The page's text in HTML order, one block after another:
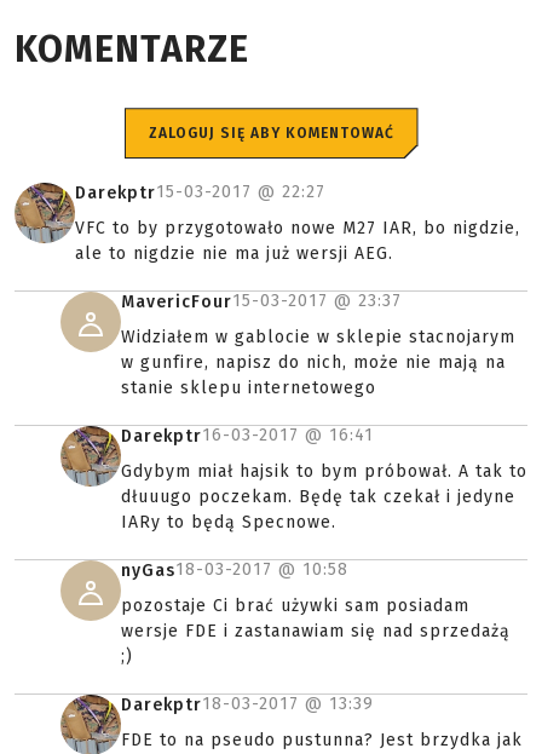
KOMENTARZE
ZALOGUJ SIĘ ABY KOMENTOWAĆ
Darekptr15-03-2017 @ 22:27
VFC to by przygotowało nowe M27 IAR, bo nigdzie,
ale to nigdzie nie ma już wersji AEG.
MavericFour15-03-2017 @ 23:37
Widziałem w gablocie w sklepie stacnojarym
w gunfire, napisz do nich, może nie mają na
stanie sklepu internetowego
Darekptr16-03-2017 @ 16:41
Gdybym miał hajsik to bym próbował. A tak to
dłuuugo poczekam. Będę tak czekał i jedyne
IARy to będą Specnowe.
nyGas18-03-2017 @ 10:58
pozostaje Ci brać używki sam posiadam
wersje FDE i zastanawiam się nad sprzedażą
;)
Darekptr18-03-2017 @ 13:39
FDE to na pseudo pustunna? Jest brzydka jak